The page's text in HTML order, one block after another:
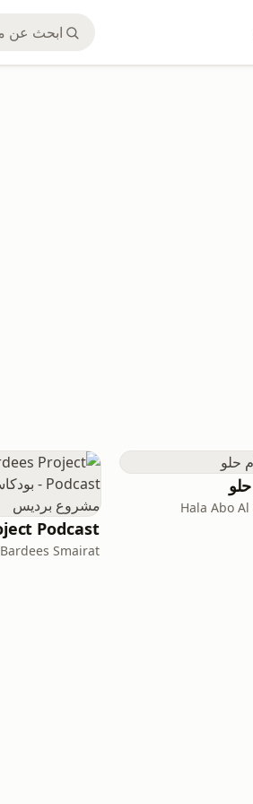
Hala Abo Al